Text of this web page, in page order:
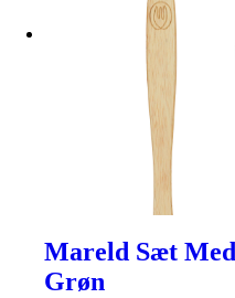
Mareld Sæt
Grøn